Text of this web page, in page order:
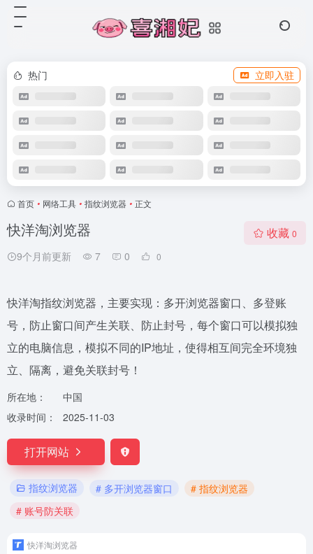
热门 立即入驻
首页 • 网络工具 • 指纹浏览器 • 正文
快洋淘浏览器
9个月前更新 7 0 0
收藏 0
快洋淘指纹浏览器，主要实现：多开浏览器窗口、多登账
号，防止窗口间产生关联、防止封号，每个窗口可以模拟独
立的电脑信息，模拟不同的IP地址，使得相互间完全环境独
立、隔离，避免关联封号！
所在地：
中国
收录时间：
2025-11-03
打开网站
指纹浏览器 # 多开浏览器窗口
# 指纹浏览器
# 账号防关联
快洋淘浏览器